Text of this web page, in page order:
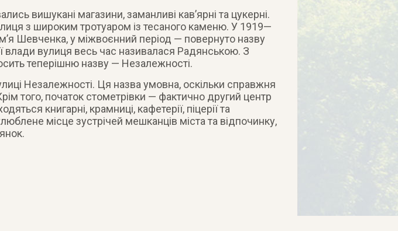
вишукані магазини, заманливі кав’ярні та цукерні.
з широким тротуаром із тесаного каменю. У 1919—
Шевченка, у міжвоєнний період — повернуто назву
влади вулиця весь час називалася Радянською. З
теперішню назву — Незалежності.
Незалежності. Ця назва умовна, оскільки справжня
того, початок стометрівки — фактично другий центр
книгарні, крамниці, кафетерії, піцерії та
місце зустрічей мешканців міста та відпочинку,